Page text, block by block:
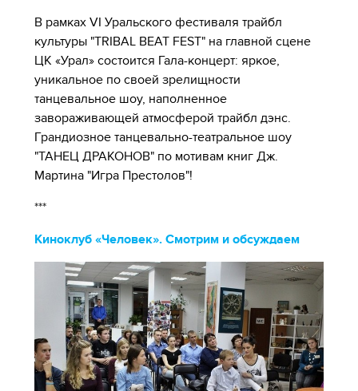
В рамках VI Уральского фестиваля трайбл
культуры "TRIBAL BEAT FEST" на главной сцене
ЦК «Урал» состоится Гала-концерт: яркое,
уникальное по своей зрелищности
танцевальное шоу, наполненное
завораживающей атмосферой трайбл дэнс.
Грандиозное танцевально-театральное шоу
"ТАНЕЦ ДРАКОНОВ" по мотивам книг Дж.
Мартина "Игра Престолов"!
***
Киноклуб «Человек». Смотрим и обсуждаем